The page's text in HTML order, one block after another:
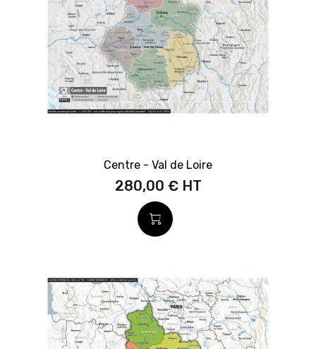
Centre - Val de Loire
280,00 €